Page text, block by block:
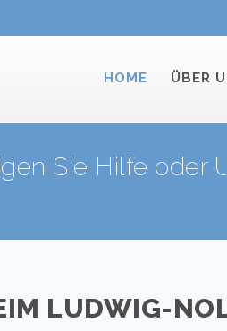
HOME ÜBER
Sie Hilfe oder
LUDWIG-